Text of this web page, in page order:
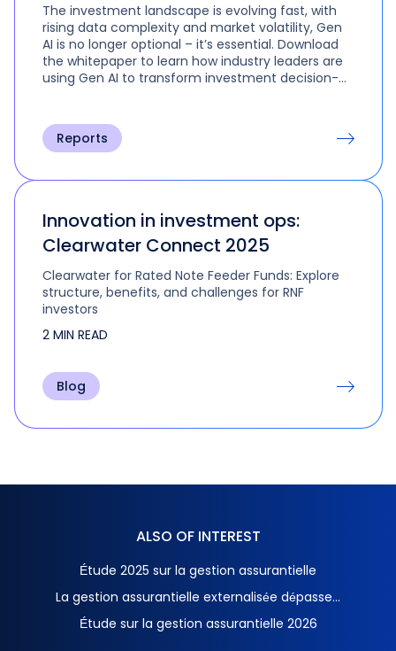
The investment landscape is evolving fast, with
rising data complexity and market volatility, Gen
AI is no longer optional – it’s essential. Download
the whitepaper to learn how industry leaders are
using Gen AI to transform investment decision-
Reports
Innovation in investment ops:
Clearwater Connect 2025
Clearwater for Rated Note Feeder Funds: Explore
structure, benefits, and challenges for RNF
investors
2 MIN READ
Blog
ALSO OF INTEREST
Étude 2025 sur la gestion assurantielle
La gestion assurantielle externalisée dépasse...
Étude sur la gestion assurantielle 2026